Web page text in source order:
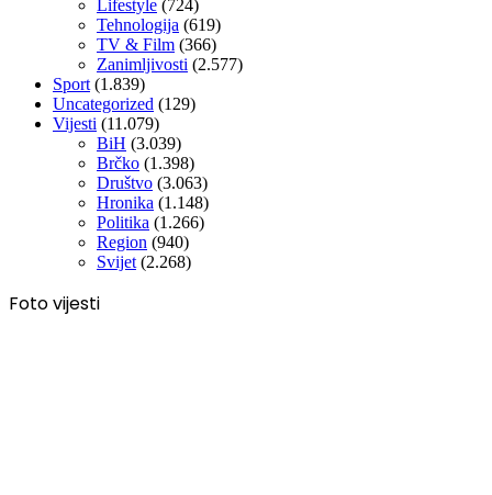
Lifestyle (724)
Tehnologija (619)
TV & Film (366)
Zanimljivosti (2.577)
Sport (1.839)
Uncategorized (129)
Vijesti (11.079)
BiH (3.039)
Brčko (1.398)
Društvo (3.063)
Hronika (1.148)
Politika (1.266)
Region (940)
Svijet (2.268)
Foto vijesti